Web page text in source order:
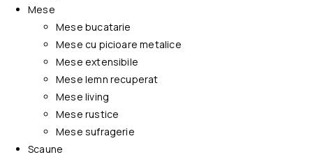
Mese
Mese bucatarie
Mese cu picioare metalice
Mese extensibile
Mese lemn recuperat
Mese living
Mese rustice
Mese sufragerie
Scaune